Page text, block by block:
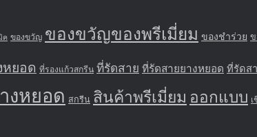
ค ของขวัญ ของขวัญของพรีเมี่ยม ของชำร่วย ข
หยอด ที่รองแก้วสกรีน ที่รัดสาย ที่รัดสายยางหยอด ที่รัดส
งหยอด สกรีน สินค้าพรีเมี่ยม ออกแบบ